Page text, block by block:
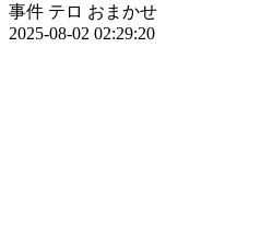
事件 テロ おまかせ
2025-08-02 02:29:20